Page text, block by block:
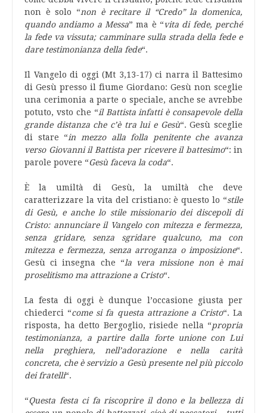
non è solo “non è recitare il “Credo” la domenica,
quando andiamo a Messa” ma è “vita di fede, perché
la fede va vissuta; camminare sulla strada della fede e
dare testimonianza della fede“.
Il Vangelo di oggi (Mt 3,13-17) ci narra il Battesimo
di Gesù presso il fiume Giordano: Gesù non sceglie
una cerimonia a parte o speciale, anche se avrebbe
potuto, vsto che “il Battista infatti è consapevole della
grande distanza che c’è tra lui e Gesù“. Gesù sceglie
di stare “in mezzo alla folla penitente che avanza
verso Giovanni il Battista per ricevere il battesimo“: in
parole povere “Gesù faceva la coda“.
È la umiltà di Gesù, la umiltà che deve
caratterizzare la vita del cristiano: è questo lo “stile
di Gesù, e anche lo stile missionario dei discepoli di
Cristo: annunciare il Vangelo con mitezza e fermezza,
senza gridare, senza sgridare qualcuno, ma con
mitezza e fermezza, senza arroganza o imposizione“.
Gesù ci insegna che “la vera missione non è mai
proselitismo ma attrazione a Cristo“.
La festa di oggi è dunque l’occasione giusta per
chiederci “come si fa questa attrazione a Cristo“. La
risposta, ha detto Bergoglio, risiede nella “propria
testimonianza, a partire dalla forte unione con Lui
nella preghiera, nell’adorazione e nella carità
concreta, che è servizio a Gesù presente nel più piccolo
dei fratelli“.
“Questa festa ci fa riscoprire il dono e la bellezza di